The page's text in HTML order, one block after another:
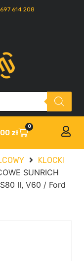
614 208
zł
0
KLOCKI
SUNRICH
II, V60 / Ford